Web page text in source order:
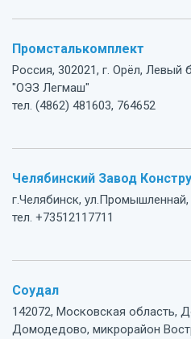
Промсталькомплект
Россия, 302021, г. Орёл, Левый
"ОЭЗ Легмаш"
тел. (4862) 481603, 764652
Челябинский Завод
г.Челябинск, ул.Промышленнай,
тел. +73512117711
Соудал
142072, Московская область,
Домодедово, микрорайон